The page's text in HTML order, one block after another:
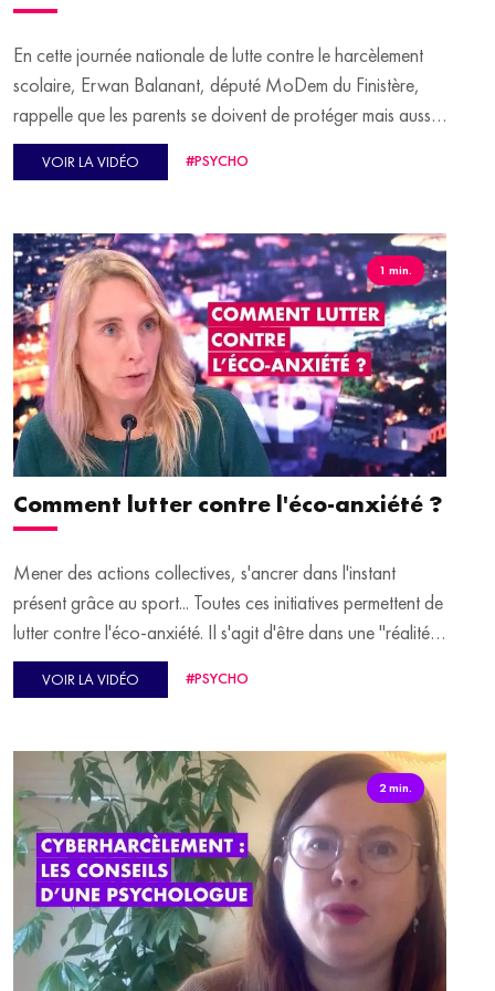
En cette journée nationale de lutte contre le harcèlement
scolaire, Erwan Balanant, député MoDem du Finistère,
rappelle que les parents se doivent de protéger mais aussi
de surveiller leurs enfants mineurs, qu'ils soient victimes ou
harceleurs ! "C'est extrêmement important que les parents
l'Assemblée nationale a voté la création du délit de
harcèlement scolaire. Un délit passible de 10 ans
d'emprisonnement et de 150 000 euros d'amende.
VOIR LA VIDÉO #PSYCHO
1 min.
Comment lutter contre l'éco-anxiété ?
Mener des actions collectives, s'ancrer dans l'instant
présent grâce au sport... Toutes ces initiatives permettent de
lutter contre l'éco-anxiété. Il s'agit d'être dans une "réalité
objective et positive", insiste Fanny Jacq, psychiatre chez
"Qare". Elle rappelle néanmoins qu'il est tout à fait normal
climatique qui se déroule sous nos yeux.
VOIR LA VIDÉO #PSYCHO
2 min.